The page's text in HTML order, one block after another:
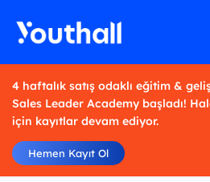
4 haftalık satış odaklı eğitim &
Sales Leader Academy başladı!
için kayıtlar devam ediyor.
Hemen Kayıt Ol